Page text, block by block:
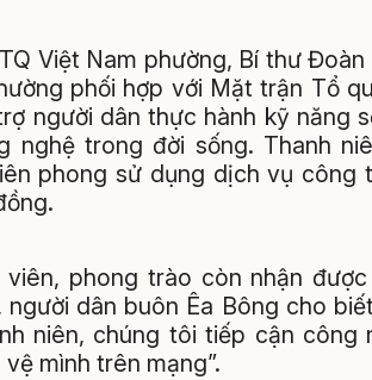
Việt Nam phường, Bí thư
phối hợp với Mặt trận Tổ
người dân thực hành kỹ năng
nghệ trong đời sống. Thanh
phong sử dụng dịch vụ công
phong trào còn nhận
người dân buôn Êa Bông cho
niên, chúng tôi tiếp cận công
mình trên mạng”.